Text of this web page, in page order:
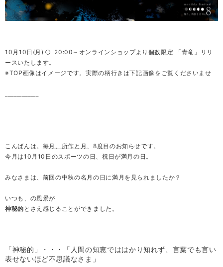
10月10日(月) 🌕 20:00~ オンラインショップより個数限定 「青竜」リリ
ースいたします。
※TOP画像はイメージです。実際の柄行きは下記画像をご覧くださいませ
こんばんは。 毎月、所作と月
、8度目のお知らせです。
今月は10月10日のスポーツの日、祝日が満月の日。
みなさまは、前回の中秋の名月の日に満月を見られましたか？
いつも、の風景が
神秘的 とさえ感じることができました。
「神秘的」・・・「人間の知恵でははかり知れず、言葉でも言い
表せないほど不思議なさま」